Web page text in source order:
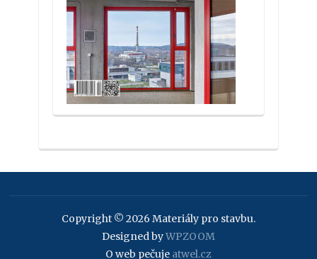
Copyright © 2026 Materiály pro stavbu.
Designed byWPZOOM
O web pečuje atwel.cz